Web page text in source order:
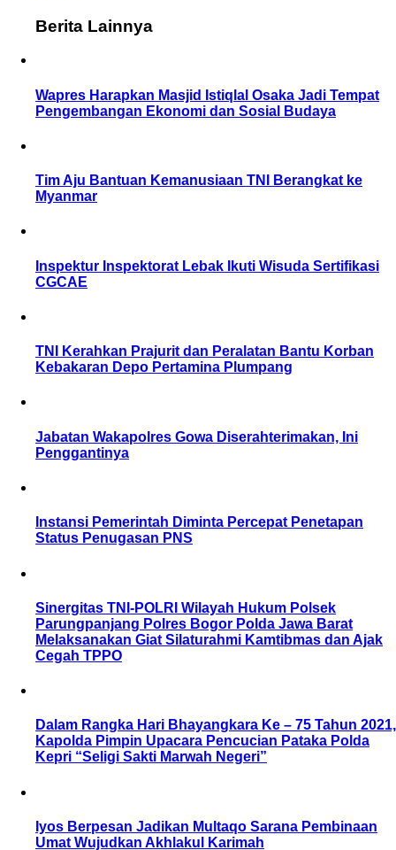
Berita Lainnya
Wapres Harapkan Masjid Istiqlal Osaka Jadi Tempat
Pengembangan Ekonomi dan Sosial Budaya
Tim Aju Bantuan Kemanusiaan TNI Berangkat ke
Myanmar
Inspektur Inspektorat Lebak Ikuti Wisuda Sertifikasi
CGCAE
TNI Kerahkan Prajurit dan Peralatan Bantu Korban
Kebakaran Depo Pertamina Plumpang
Jabatan Wakapolres Gowa Diserahterimakan, Ini
Penggantinya
Instansi Pemerintah Diminta Percepat Penetapan
Status Penugasan PNS
Sinergitas TNI-POLRI Wilayah Hukum Polsek
Parungpanjang Polres Bogor Polda Jawa Barat
Melaksanakan Giat Silaturahmi Kamtibmas dan Ajak
Cegah TPPO
Dalam Rangka Hari Bhayangkara Ke – 75 Tahun 2021,
Kapolda Pimpin Upacara Pencucian Pataka Polda
Kepri “Seligi Sakti Marwah Negeri”
Iyos Berpesan Jadikan Multaqo Sarana Pembinaan
Umat Wujudkan Akhlakul Karimah